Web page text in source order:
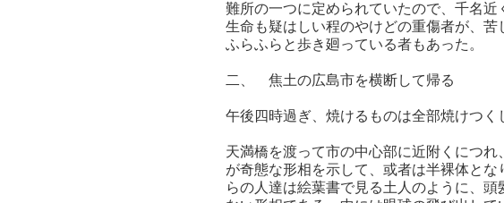
難所の一つに定められていたので、千名
生命も疑はしい程のやけどの重傷者が、苦
ふらふらと歩き廻っている者もあった。
二、 焦土の広島市を横断して帰る
午後四時過ぎ、焼けるものは全部焼けつく
天満橋を渡って市の中心部に近附くにつ
が奇態な形相を示して、或者は半裸体と
らの人達は絵葉書で見る土人のように、